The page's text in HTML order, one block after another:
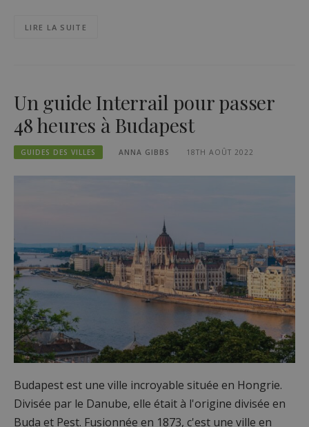
LIRE LA SUITE
Un guide Interrail pour passer
48 heures à Budapest
GUIDES DES VILLES ANNA GIBBS 18TH AOÛT 2022
Budapest est une ville incroyable située en Hongrie.
Divisée par le Danube, elle était à l'origine divisée en
Buda et Pest. Fusionnée en 1873, c'est une ville en